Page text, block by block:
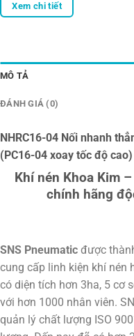
Xem chi tiết
MÔ TẢ
ĐÁNH GIÁ (0)
NHRC16-04 Nối nhanh
(PC16-04 xoay tốc độ cao)
Khí nén Khoa Kim
chính hãng
SNS Pneumatic được
cung cấp linh kiện khí nén
có diện tích hơn 3ha, 5 cơ
với hơn 1000 nhân viên.
quản lý chất lượng ISO